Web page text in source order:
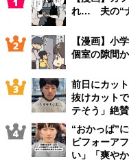
れ… 夫の“ナ
【漫画】小
個室の隙間
前日にカッ
抜けカット
テそう」絶
“おかっぱ”
ビフォーア
い」「爽や